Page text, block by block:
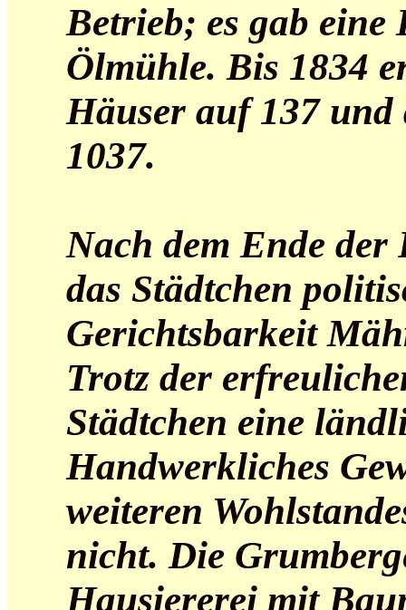
Betrieb; es gab eine
Ölmühle. Bis 1834
Häuser auf 137
1037.
Nach dem Ende
das Städtchen
Gerichtsbarkeit
Trotz der
Städtchen eine
Handwerkliches
weiteren
nicht. Die
Hausiererei mit